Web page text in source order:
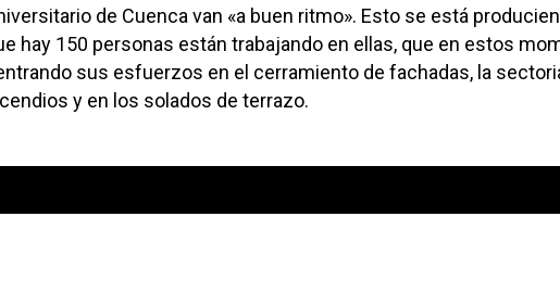
de Cuenca van «a buen ritmo». Esto se está
hay 150 personas están trabajando en ellas, que en estos
sus esfuerzos en el cerramiento de fachadas, la
y en los solados de terrazo.